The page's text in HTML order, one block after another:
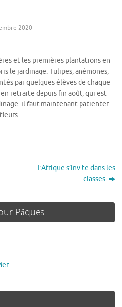
2020
et les premières plantations en
le jardinage. Tulipes, anémones,
par quelques élèves de chaque
en retraite depuis fin août, qui est
Il faut maintenant patienter
fleurs…
L’Afrique s’invite dans les
classes
Pâques